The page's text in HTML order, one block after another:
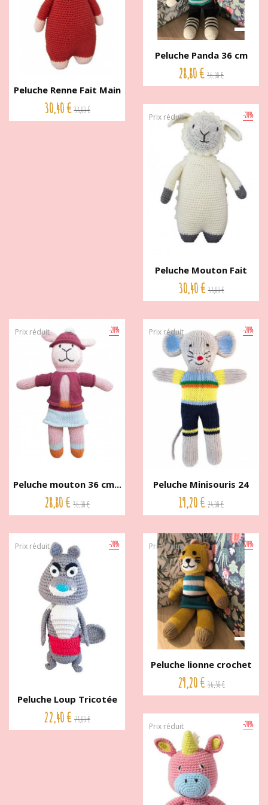
Peluche Renne Fait Main
27...
30,40 € 38,00 €
Peluche Panda 36 cm
Global...
28,80 € 36,00 €
-20%
Prix réduit
Peluche Mouton Fait
Main...
30,40 € 38,00 €
-20%
Prix réduit
Peluche mouton 36 cm...
28,80 € 36,00 €
-20%
Prix réduit
Peluche Minisouris 24
cm...
19,20 € 24,00 €
-20%
Prix réduit
Peluche Loup Tricotée
main...
22,40 € 28,00 €
-20%
Prix réduit
Peluche lionne crochet
de...
29,20 € 36,50 €
-20%
Prix réduit